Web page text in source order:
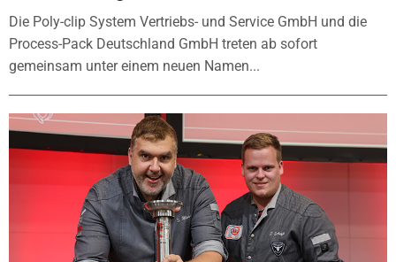
Die Poly-clip System Vertriebs- und Service GmbH und die
Process-Pack Deutschland GmbH treten ab sofort
gemeinsam unter einem neuen Namen...